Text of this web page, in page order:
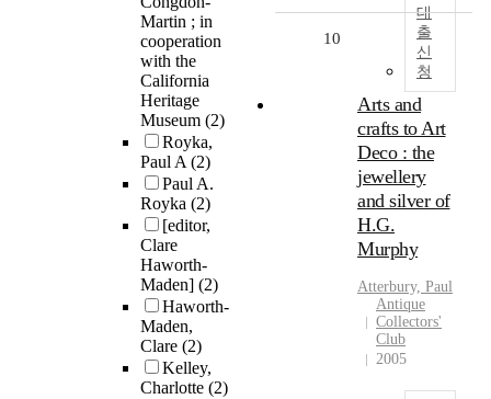
Martin ; in
cooperation
with the
California
Heritage
Museum (2)
Royka,
Paul A(2)
Paul A.
Royka (2)
[editor,
Clare
Haworth-
Maden] (2)
Haworth-
Maden,
Clare (2)
Kelley,
Charlotte (2)
대
출
신
청
10
Arts and
crafts to Art
Deco : the
jewellery
and silver of
H.G.
Murphy
Atterbury, Paul
Antique
Collectors'
Club
2005